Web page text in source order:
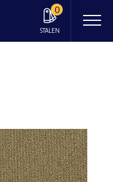
0
STALEN